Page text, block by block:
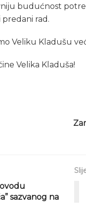
budućnost
rad.
Veliku Kladušu
Velika Kladuša!
sazvanog na